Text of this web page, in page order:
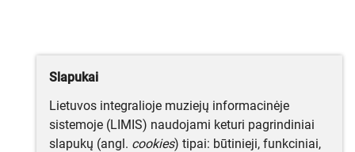
Slapukai
Lietuvos integralioje muziejų informacinėje
sistemoje (LIMIS) naudojami keturi pagrindiniai
slapukų (angl. cookies) tipai: būtinieji, funkciniai,